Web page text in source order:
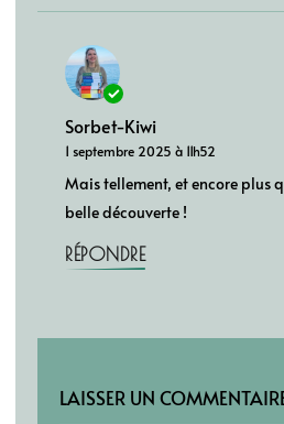
Sorbet-Kiwi
1 septembre 2025 à 11h52
Mais tellement, et encore plus
belle découverte !
RÉPONDRE
LAISSER UN